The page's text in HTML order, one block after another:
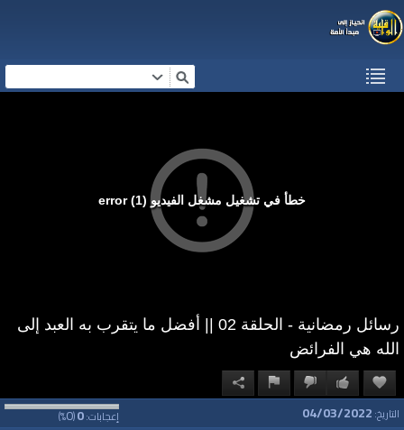
خطأ في تشغيل مشغل الفيديو (1) error
رسائل رمضانية - الحلقة 02 || أفضل ما يتقرب به العبد إلى
الله هي الفرائض
إعجابات:0
(
0
%) التاريخ: 04/03/2022